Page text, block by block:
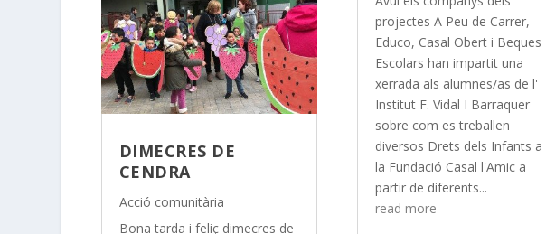
DIMECRES DE
CENDRA
Acció comunitària
Bona tarda i feliç dimecres de
projectes A Peu de Carrer,
Educo, Casal Obert i Beques
Escolars han impartit una
xerrada als alumnes/as de l'
Institut F. Vidal I Barraquer
sobre com es treballen
diversos Drets dels Infants a
la Fundació Casal l'Amic a
partir de diferents...
read more